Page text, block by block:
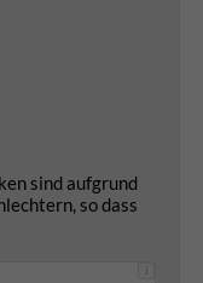
sind aufgrund
so dass
i